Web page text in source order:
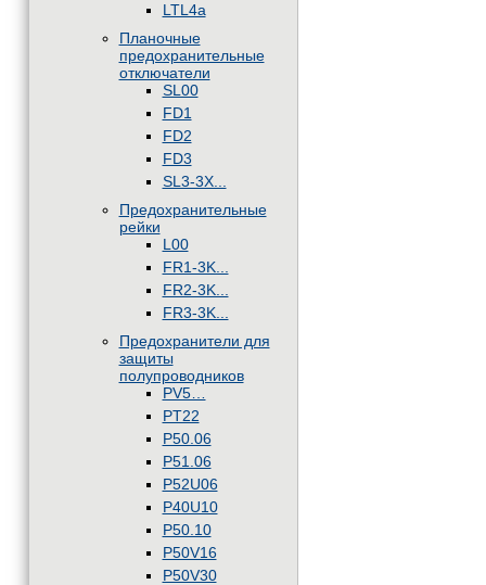
LTL4a
Планочные
предохранительные
отключатели
SL00
FD1
FD2
FD3
SL3-3X...
Предохранительные
рейки
L00
FR1-3K...
FR2-3K...
FR3-3K...
Предохранители для
защиты
полупроводников
PV5…
PT22
P50.06
P51.06
P52U06
P40U10
P50.10
P50V16
P50V30